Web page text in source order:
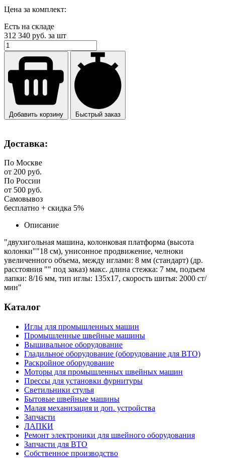
Цена за комплект:
Есть на складе
312 340 руб. за шт
Добавить корзину Быстрый заказ
Доставка:
По Москве
от 200 руб.
По России
от 500 руб.
Самовывоз
бесплатно + скидка 5%
Описание
"двухигольная машина, колонковая платформа (высота
колонки""18 см), унисонное продвижение, челноки
увеличенного объема, между иглами: 8 мм (стандарт) (др.
расстояния "" под заказ) макс. длина стежка: 7 мм, подъем
лапки: 8/16 мм, тип иглы: 135х17, скорость шитья: 2000 ст/
мин"
Каталог
Иглы для промышленных машин
Промышленные швейные машины
Вышивальное оборудование
Гладильное оборудование (оборудование для ВТО)
Раскройное оборудование
Моторы для промышленных швейных машин
Прессы для установки фурнитуры
Светильники стулья
Бытовые швейные машины
Малая механизация и доп. устройства
Запчасти
ЛАПКИ
Ремонт электроники для швейного оборудования
Запчасти для ВТО
Собственное производство